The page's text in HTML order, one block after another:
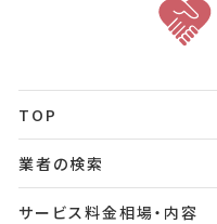
TOP
業者の検索
サービス料金相場・内容